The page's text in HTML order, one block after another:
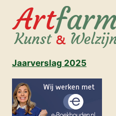
Jaarverslag 2025